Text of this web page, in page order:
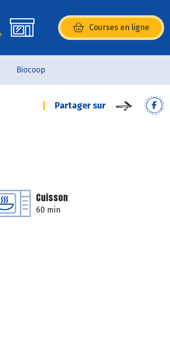
Courses en ligne
(s’ouvre dans une nouvelle
Biocoop
Partager sur
Cuisson
60 min